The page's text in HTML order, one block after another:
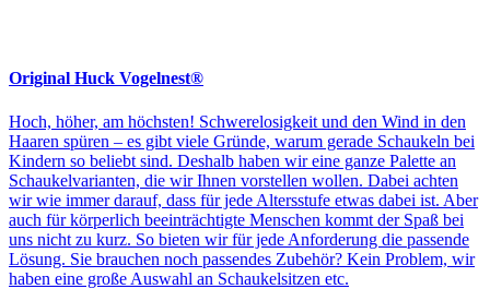
Original Huck Vogelnest®
Hoch, höher, am höchsten! Schwerelosigkeit und den Wind in den
Haaren spüren – es gibt viele Gründe, warum gerade Schaukeln bei
Kindern so beliebt sind. Deshalb haben wir eine ganze Palette an
Schaukelvarianten, die wir Ihnen vorstellen wollen. Dabei achten
wir wie immer darauf, dass für jede Altersstufe etwas dabei ist. Aber
auch für körperlich beeinträchtigte Menschen kommt der Spaß bei
uns nicht zu kurz. So bieten wir für jede Anforderung die passende
Lösung. Sie brauchen noch passendes Zubehör? Kein Problem, wir
haben eine große Auswahl an Schaukelsitzen etc.